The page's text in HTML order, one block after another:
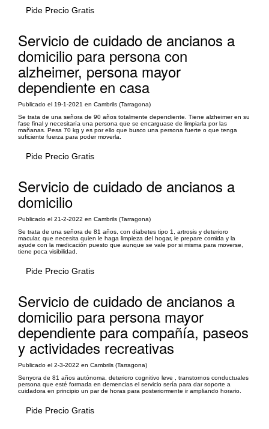
Pide Precio Gratis
Servicio de cuidado de ancianos a
domicilio para persona con
alzheimer, persona mayor
dependiente en casa
Publicado el 19-1-2021 en Cambrils (Tarragona)
Se trata de una señora de 90 años totalmente dependiente. Tiene alzheimer en su
fase final y necesitaría una persona que se encarguase de limpiarla por las
mañanas. Pesa 70 kg y es por ello que busco una persona fuerte o que tenga
suficiente fuerza para poder moverla.
Pide Precio Gratis
Servicio de cuidado de ancianos a
domicilio
Publicado el 21-2-2022 en Cambrils (Tarragona)
Se trata de una señora de 81 años, con diabetes tipo 1, artrosis y deterioro
macular, que necesita quien le haga limpieza del hogar, le prepare comida y la
ayude con la medicación puesto que aunque se vale por si misma para moverse,
tiene poca visibilidad.
Pide Precio Gratis
Servicio de cuidado de ancianos a
domicilio para persona mayor
dependiente para compañía, paseos
y actividades recreativas
Publicado el 2-3-2022 en Cambrils (Tarragona)
Senyora de 81 años autónoma, deterioro cognitivo leve , transtornos conductuales
persona que esté formada en demencias el servicio sería para dar soporte a
cuidadora en principio un par de horas para posteriormente ir ampliando horario.
Pide Precio Gratis